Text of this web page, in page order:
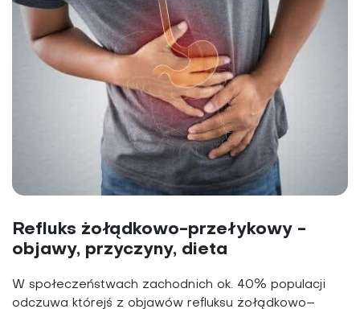
Refluks żołądkowo-przełykowy -
objawy, przyczyny, dieta
W społeczeństwach zachodnich ok. 40% populacji
odczuwa którejś z objawów refluksu żołądkowo–